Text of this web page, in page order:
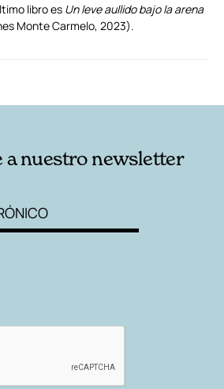
libro es Un leve aullido bajo la arena
Monte Carmelo, 2023).
a nuestro newsletter